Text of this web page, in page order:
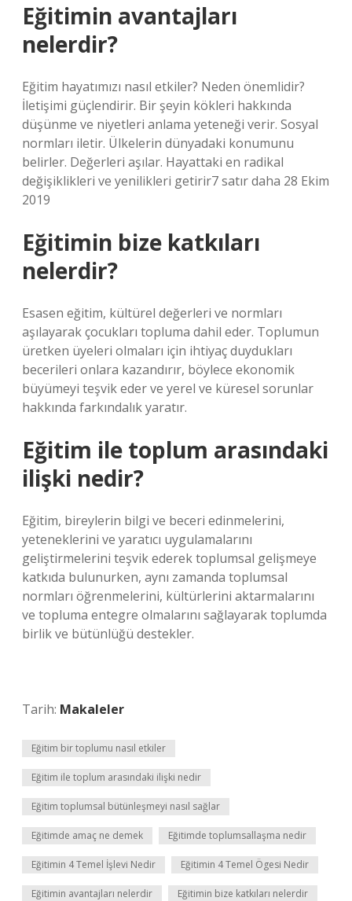
Eğitimin avantajları
nelerdir?
Eğitim hayatımızı nasıl etkiler? Neden önemlidir?
İletişimi güçlendirir. Bir şeyin kökleri hakkında
düşünme ve niyetleri anlama yeteneği verir. Sosyal
normları iletir. Ülkelerin dünyadaki konumunu
belirler. Değerleri aşılar. Hayattaki en radikal
değişiklikleri ve yenilikleri getirir7 satır daha 28 Ekim
2019
Eğitimin bize katkıları
nelerdir?
Esasen eğitim, kültürel değerleri ve normları
aşılayarak çocukları topluma dahil eder. Toplumun
üretken üyeleri olmaları için ihtiyaç duydukları
becerileri onlara kazandırır, böylece ekonomik
büyümeyi teşvik eder ve yerel ve küresel sorunlar
hakkında farkındalık yaratır.
Eğitim ile toplum arasındaki
ilişki nedir?
Eğitim, bireylerin bilgi ve beceri edinmelerini,
yeteneklerini ve yaratıcı uygulamalarını
geliştirmelerini teşvik ederek toplumsal gelişmeye
katkıda bulunurken, aynı zamanda toplumsal
normları öğrenmelerini, kültürlerini aktarmalarını
ve topluma entegre olmalarını sağlayarak toplumda
birlik ve bütünlüğü destekler.
Tarih: Makaleler
Eğitim bir toplumu nasıl etkiler
Eğitim ile toplum arasındaki ilişki nedir
Eğitim toplumsal bütünleşmeyi nasıl sağlar
Eğitimde amaç ne demek Eğitimde toplumsallaşma nedir
Eğitimin 4 Temel İşlevi Nedir Eğitimin 4 Temel Ögesi Nedir
Eğitimin avantajları nelerdir Eğitimin bize katkıları nelerdir